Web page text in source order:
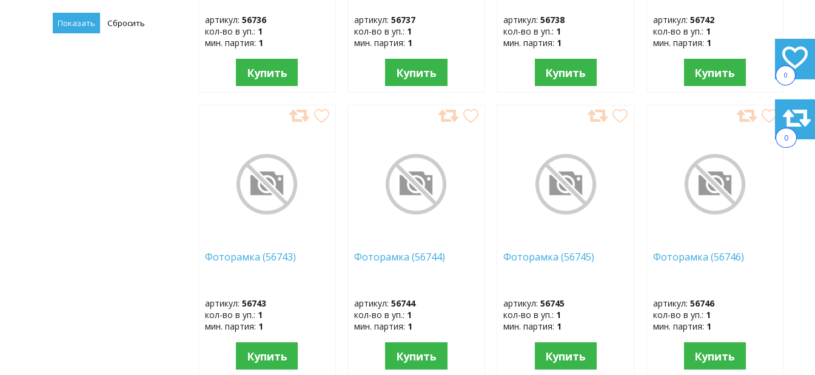
0
0
артикул:56736
кол-во в уп.: 1
мин. партия: 1
Купить
артикул:56737
кол-во в уп.: 1
мин. партия: 1
Купить
артикул:56738
кол-во в уп.: 1
мин. партия: 1
Купить
артикул: 56742
кол-во в уп.: 1
мин. партия: 1
Купить
Фоторамка (56743)
артикул:56743
кол-во в уп.: 1
мин. партия: 1
Купить
Фоторамка (56744)
артикул:56744
кол-во в уп.: 1
мин. партия: 1
Купить
Фоторамка (56745)
артикул:56745
кол-во в уп.: 1
мин. партия: 1
Купить
Фоторамка (56746)
артикул: 56746
кол-во в уп.: 1
мин. партия: 1
Купить